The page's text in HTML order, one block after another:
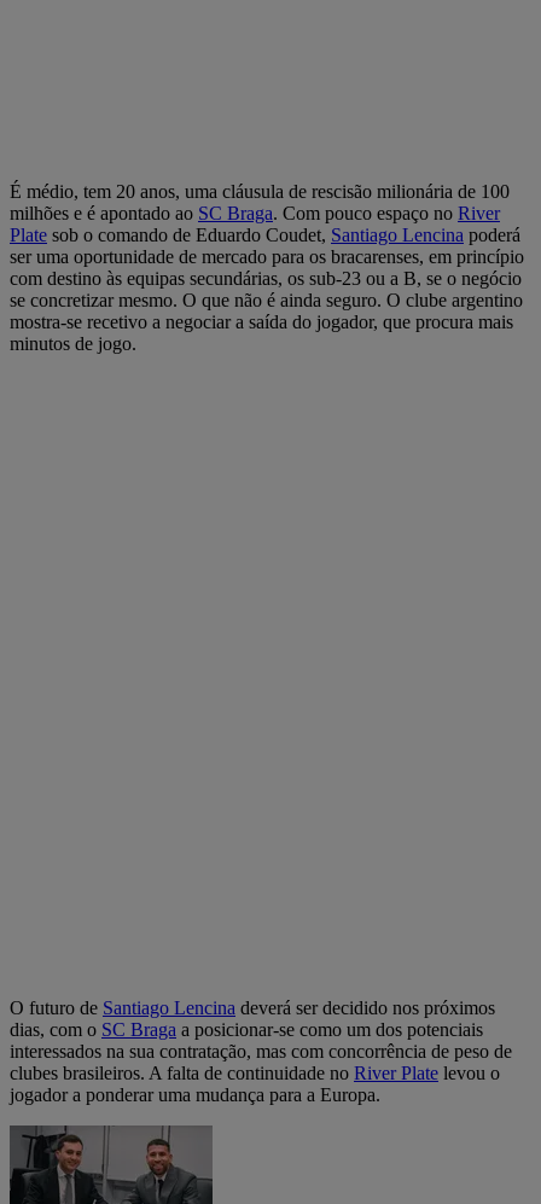
É médio, tem 20 anos, uma cláusula de rescisão milionária de 100
milhões e é apontado ao SC Braga. Com pouco espaço no River
Plate sob o comando de Eduardo Coudet, Santiago Lencina poderá
ser uma oportunidade de mercado para os bracarenses, em princípio
com destino às equipas secundárias, os sub-23 ou a B, se o negócio
se concretizar mesmo. O que não é ainda seguro. O clube argentino
mostra-se recetivo a negociar a saída do jogador, que procura mais
minutos de jogo.
O futuro de Santiago Lencina deverá ser decidido nos próximos
dias, com o SC Braga a posicionar-se como um dos potenciais
interessados na sua contratação, mas com concorrência de peso de
clubes brasileiros. A falta de continuidade no River Plate levou o
jogador a ponderar uma mudança para a Europa.